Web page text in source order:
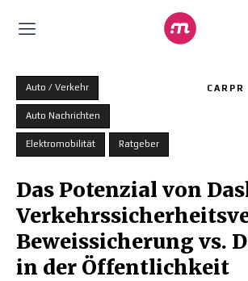
Auto / Verkehr
Auto Nachrichten
Elektromobilität Ratgeber
CARPR
Das Potenzial von
Beweissicherung vs.
in der Öffentlichkeit